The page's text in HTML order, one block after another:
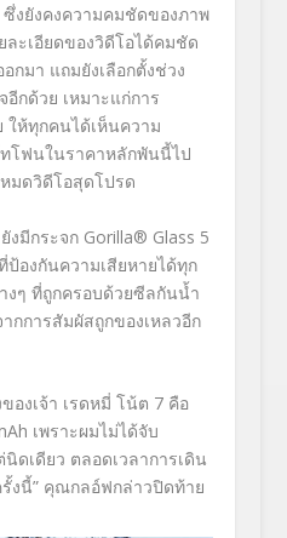
งยังคงความคมชัดของภาพ
ะเอียดของวิดีโอได้คมชัด
กมา แถมยังเลือกตั้งช่วง
อีกด้วย เหมาะแก่การ
ให้ทุกคนได้เห็นความ
โฟนในราคาหลักพันนี้ไป
มดวิดีโอสุดโปรด
มีกระจก Gorilla® Glass 5
องกันความเสียหายได้ทุก
งๆ ที่ถูกครอบด้วยซีลกันน้ำ
กการสัมผัสถูกของเหลวอีก
องเจ้า เรดหมี่ โน้ต 7 คือ
เพราะผมไม่ได้จับ
ดเดียว ตลอดเวลาการเดิน
งนี้” คุณกลอ์ฟกล่าวปิดท้าย